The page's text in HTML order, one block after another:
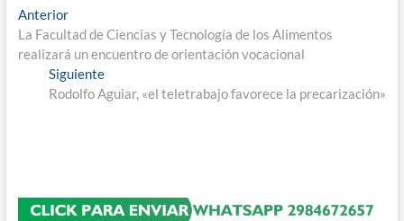
Navegación
de
entradas
AnteriorEntrada
anterior:
La Facultad de Ciencias y Tecnología de los Alimentos
realizará un encuentro de orientación vocacional
SiguienteEntrada
siguiente:
Rodolfo Aguiar, «el teletrabajo favorece la precarización»